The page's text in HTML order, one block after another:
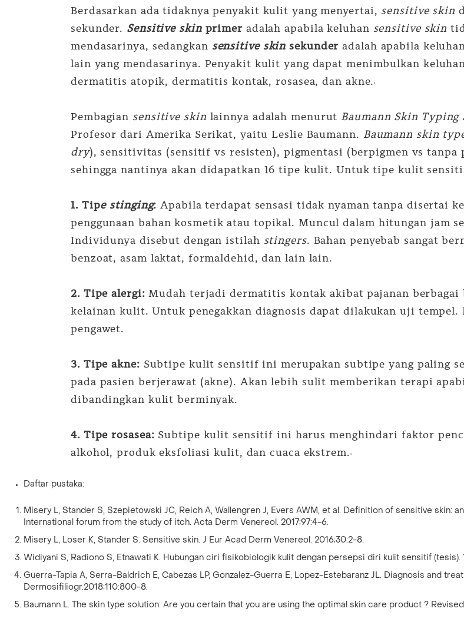
Berdasarkan ada tidaknya penyakit kulit yang menyertai, sensitive skin
sekunder. Sensitive skin primeradalah apabila keluhan sensitive skin
mendasarinya, sedangkan sensitive skin sekunder adalah apabila keluhan
lain yang mendasarinya. Penyakit kulit yang dapat menimbulkan keluhan
dermatitis atopik, dermatitis kontak, rosasea, dan akne.4
Pembagian sensitive skin lainnya adalah menurut Baumann Skin Typing
Profesor dari Amerika Serikat, yaitu Leslie Baumann. Baumann skin
dry), sensitivitas (sensitif vs resisten), pigmentasi (berpigmen vs tanpa
sehingga nantinya akan didapatkan 16 tipe kulit. Untuk tipe kulit
1. Tipe stinging: Apabila terdapat sensasi tidak nyaman tanpa disertai
penggunaan bahan kosmetik atau topikal. Muncul dalam hitungan jam
Individunya disebut dengan istilah stingers. Bahan penyebab sangat
benzoat, asam laktat, formaldehid, dan lain lain.
2. Tipe alergi: Mudah terjadi dermatitis kontak akibat pajanan berbagai
kelainan kulit. Untuk penegakkan diagnosis dapat dilakukan uji tempel.
pengawet.
3. Tipe akne: Subtipe kulit sensitif ini merupakan subtipe yang paling
pada pasien berjerawat (akne). Akan lebih sulit memberikan terapi
dibandingkan kulit berminyak.
4. Tipe rosasea: Subtipe kulit sensitif ini harus menghindari faktor
alkohol, produk eksfoliasi kulit, dan cuaca ekstrem.
Daftar pustaka:
Misery L, Stander S, Szepietowski JC, Reich A, Wallengren J, Evers AWM, et al. Definition of sensitive
International forum from the study of itch. Acta Derm Venereol. 2017;97:4-6.
Misery L, Loser K, Stander S. Sensitive skin. J Eur Acad Derm Venereol. 2016;30:2-8.
Widiyani S, Radiono S, Etnawati K. Hubungan ciri fisikobiologik kulit dengan persepsi diri kulit sensitif (tesis).
Guerra-Tapia A, Serra-Baldrich E, Cabezas LP, Gonzalez-Guerra E, Lopez-Estebaranz JL. Diagnosis and
Dermosifiliogr.2018;110:800-8.
Baumann L. The skin type solution: Are you certain that you are using the optimal skin care product ?